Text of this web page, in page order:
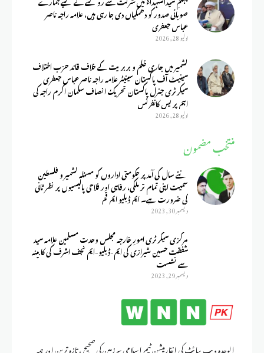
الوحدہ ویب سائٹ کی انفارمیشن ٹیم اسلامی سرزمین کی صحیح ، تازہ ترین اور ہمہ
صوبائی صدور کو دھمکیاں دی جا رہی ہیں، علامہ راجہ ناصر
عباس جعفری
يوليو 28, 2026
کشمیر میں جاری ظلم و بربریت کے خلاف قائد حزب اختلاف
سینیٹ آف پاکستان سینیٹر علامہ راجہ ناصر عباس جعفری
سیکرٹری جنرل پاکستان تحریک انصاف سلمان اکرم راجہ کی
اہم پریس کانفرنس
يوليو 28, 2026
منتخب مضمون
نئے سال کی آمد پر حکومتی اداروں کو مسئلہ کشمیر و فلسطین
سمیت اپنی تمام تر ملکی، رفاہی اور فلاحی پالیسیوں پر نظر ثانی
کی ضرورت ہے۔ ایم ڈبلیو ایم قم
ديسمبر 30, 2023
مرکزی سیکرٹری امورِ خارجہ مجلس وحدت مسلمین علامہ سید
شفقت حسین شیرازی کی ایم-ڈبلیو-ایم نجف اشرف کی کابینہ
سے نشست
ديسمبر 29, 2023